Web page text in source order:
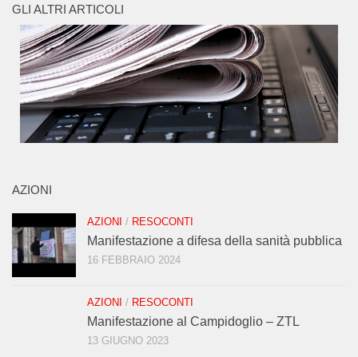
GLI ALTRI ARTICOLI
AZIONI
AZIONI / RESOCONTI
Manifestazione a difesa della sanità pubblica
16 FEBBRAIO 2024
AZIONI / RESOCONTI
Manifestazione al Campidoglio – ZTL
13 GIUGNO 2023